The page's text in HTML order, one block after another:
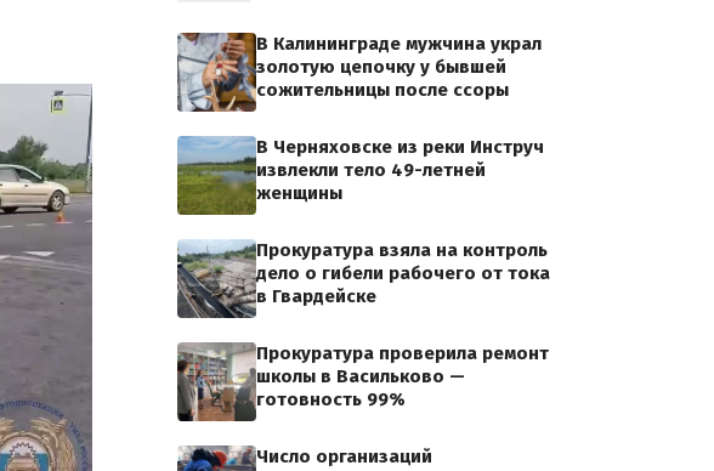
В Калининграде мужчина украл
золотую цепочку у бывшей
сожительницы после ссоры
В Черняховске из реки Инструч
извлекли тело 49-летней
женщины
Прокуратура взяла на контроль
дело о гибели рабочего от тока
в Гвардейске
Прокуратура проверила ремонт
школы в Васильково —
готовность 99%
Число организаций